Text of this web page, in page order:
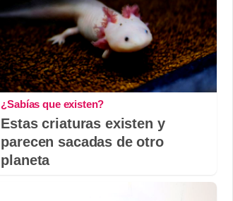
¿Sabías que existen?
Estas criaturas existen y
parecen sacadas de otro
planeta